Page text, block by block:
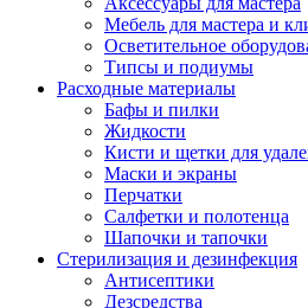
Мебель для мастера и
Осветительное
Типсы и подиумы
Расходные материалы
Бафы и пилки
Жидкости
Кисти и щетки для
Маски и экраны
Перчатки
Салфетки и полотенца
Шапочки и тапочки
Стерилизация и дезинфекция
Антисептики
Дезсредства